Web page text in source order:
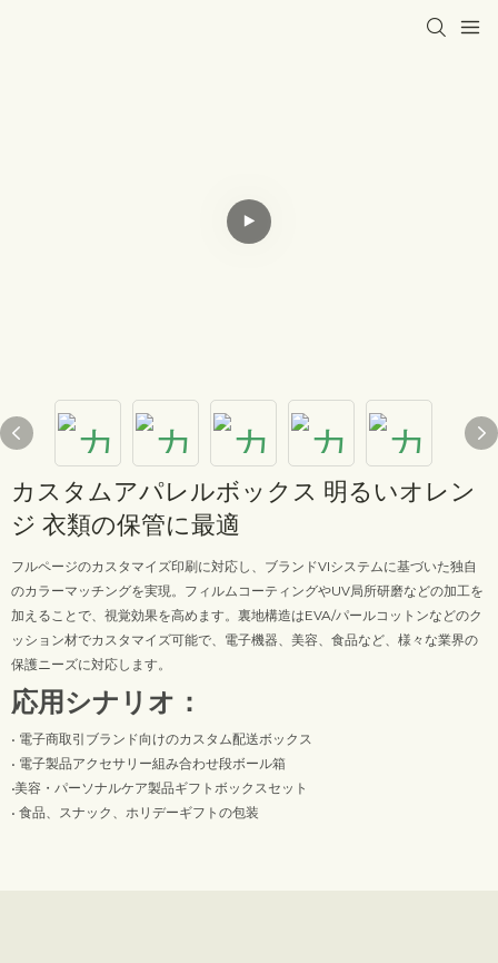
カスタムアパレルボックス 明るいオレン
ジ 衣類の保管に最適
フルページのカスタマイズ印刷に対応し、ブランドVIシステムに基づいた独自
のカラーマッチングを実現。フィルムコーティングやUV局所研磨などの加工を
加えることで、視覚効果を高めます。裏地構造はEVA/パールコットンなどのク
ッション材でカスタマイズ可能で、電子機器、美容、食品など、様々な業界の
保護ニーズに対応します。
応用シナリオ：
• 電子商取引ブランド向けのカスタム配送ボックス
• 電子製品アクセサリー組み合わせ段ボール箱
•美容・パーソナルケア製品ギフトボックスセット
• 食品、スナック、ホリデーギフトの包装